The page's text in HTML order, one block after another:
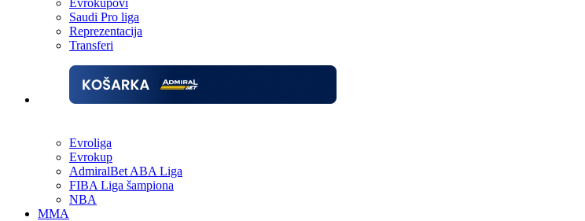
Evrokupovi
Saudi Pro liga
Reprezentacija
Transferi
Evroliga
Evrokup
AdmiralBet ABA Liga
FIBA Liga šampiona
NBA
MMA